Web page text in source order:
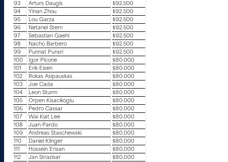
93
Arturs Daugis
$92.500
94
Yinan Zhou
$92.500
95
Lou Garza
$92.500
96
Netanel Stern
$92.500
97
Sebastian Gaehl
$92.500
98
Nacho Barbero
$92.500
99
Punnat Punsri
$92.500
100
Igor Picone
$80.000
101
Erik Eisen
$80.000
102
Rokas Asipauskas
$80.000
103
Joe Cada
$80.000
104
Leon Sturm
$80.000
105
Orpen Kisacikoglu
$80.000
106
Pedro Cassar
$80.000
107
Wai Kiat Lee
$80.000
108
Juan Pardo
$80.000
109
Andreas Staschewski
$80.000
110
Daniel Klinger
$80.000
111
Hossein Ensan
$80.000
112
Jan Strazisar
$80.000